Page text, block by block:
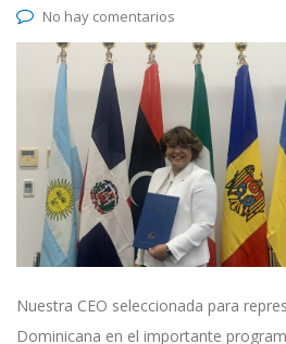
No hay comentarios
Nuestra CEO seleccionada para
Dominicana en el importante